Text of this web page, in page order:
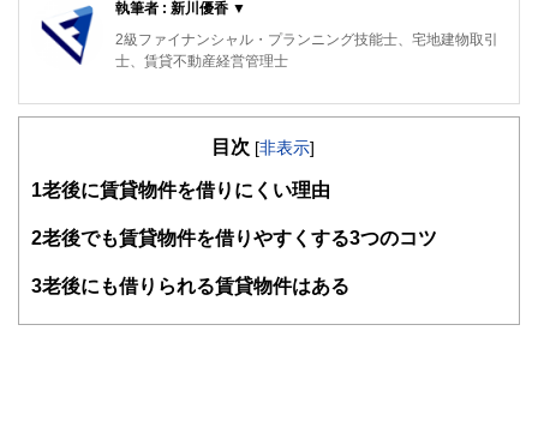
執筆者 : 新川優香 ▼
2級ファイナンシャル・プランニング技能士、宅地建物取引
士、賃貸不動産経営管理士
目次 [非表示]
1 老後に賃貸物件を借りにくい理由
2老後でも賃貸物件を借りやすくする3つのコツ
3老後にも借りられる賃貸物件はある